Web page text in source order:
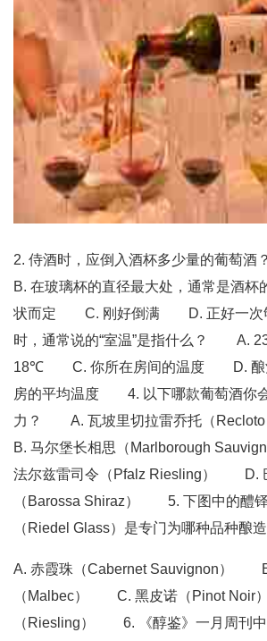
2. 侍酒时，应倒入酒杯多少量的葡
B. 在玻璃杯的直径最大处，通常是酒杯
状而定 C. 刚好倒满 D. 正好一
时，通常说的“室温”是指什么？
18℃ C. 你所在房间的温度 D. 酿
房的平均温度 4. 以下哪款葡萄酒你
力？ A. 瓦坡里切拉雷乔托（
B. 马尔堡长相思（Marlborough
法尔兹雷司令（Pfalz Riesling） D.
（Barossa Shiraz） 5. 下图中的醴
（Riedel Glass）是专门为哪种品种酿
A. 赤霞珠（Cabernet Sauvignon）
（Malbec） C. 黑皮诺（Pinot
（Riesling） 6. 《醇鉴》一月周刊中